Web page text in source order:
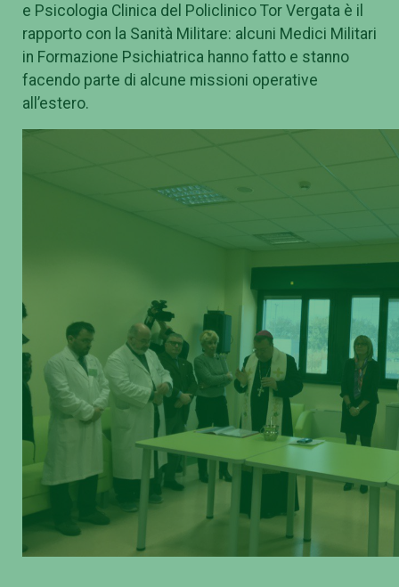
e Psicologia Clinica del Policlinico Tor Vergata è il
rapporto con la Sanità Militare: alcuni Medici Militari
in Formazione Psichiatrica hanno fatto e stanno
facendo parte di alcune missioni operative
all’estero.